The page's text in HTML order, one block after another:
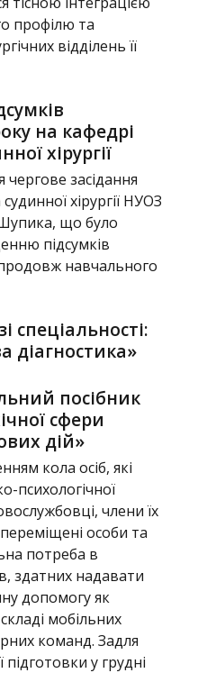
профілю та
відділень її
на кафедрі
хірургії
чергове засідання
хірургії НУОЗ
що було
підсумків
навчального
спеціальності:
діагностика»
посібник
сфери
дій»
кола осіб, які
психологічної
члени їх
особи та
потреба в
здатних надавати
допомогу як
мобільних
команд. Задля
у грудні